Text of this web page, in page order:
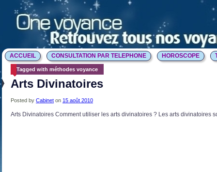
ACCUEIL CONSULTATION PAR TELEPHONE HOROSCOPE
Tagged with méthodes voyance
Arts Divinatoires
Posted by Cabinet on 15 août 2010
Arts Divinatoires Comment utiliser les arts divinatoires ? Les arts divinatoires